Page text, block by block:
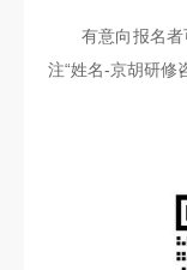
有意向报名
注“姓名-京胡研修